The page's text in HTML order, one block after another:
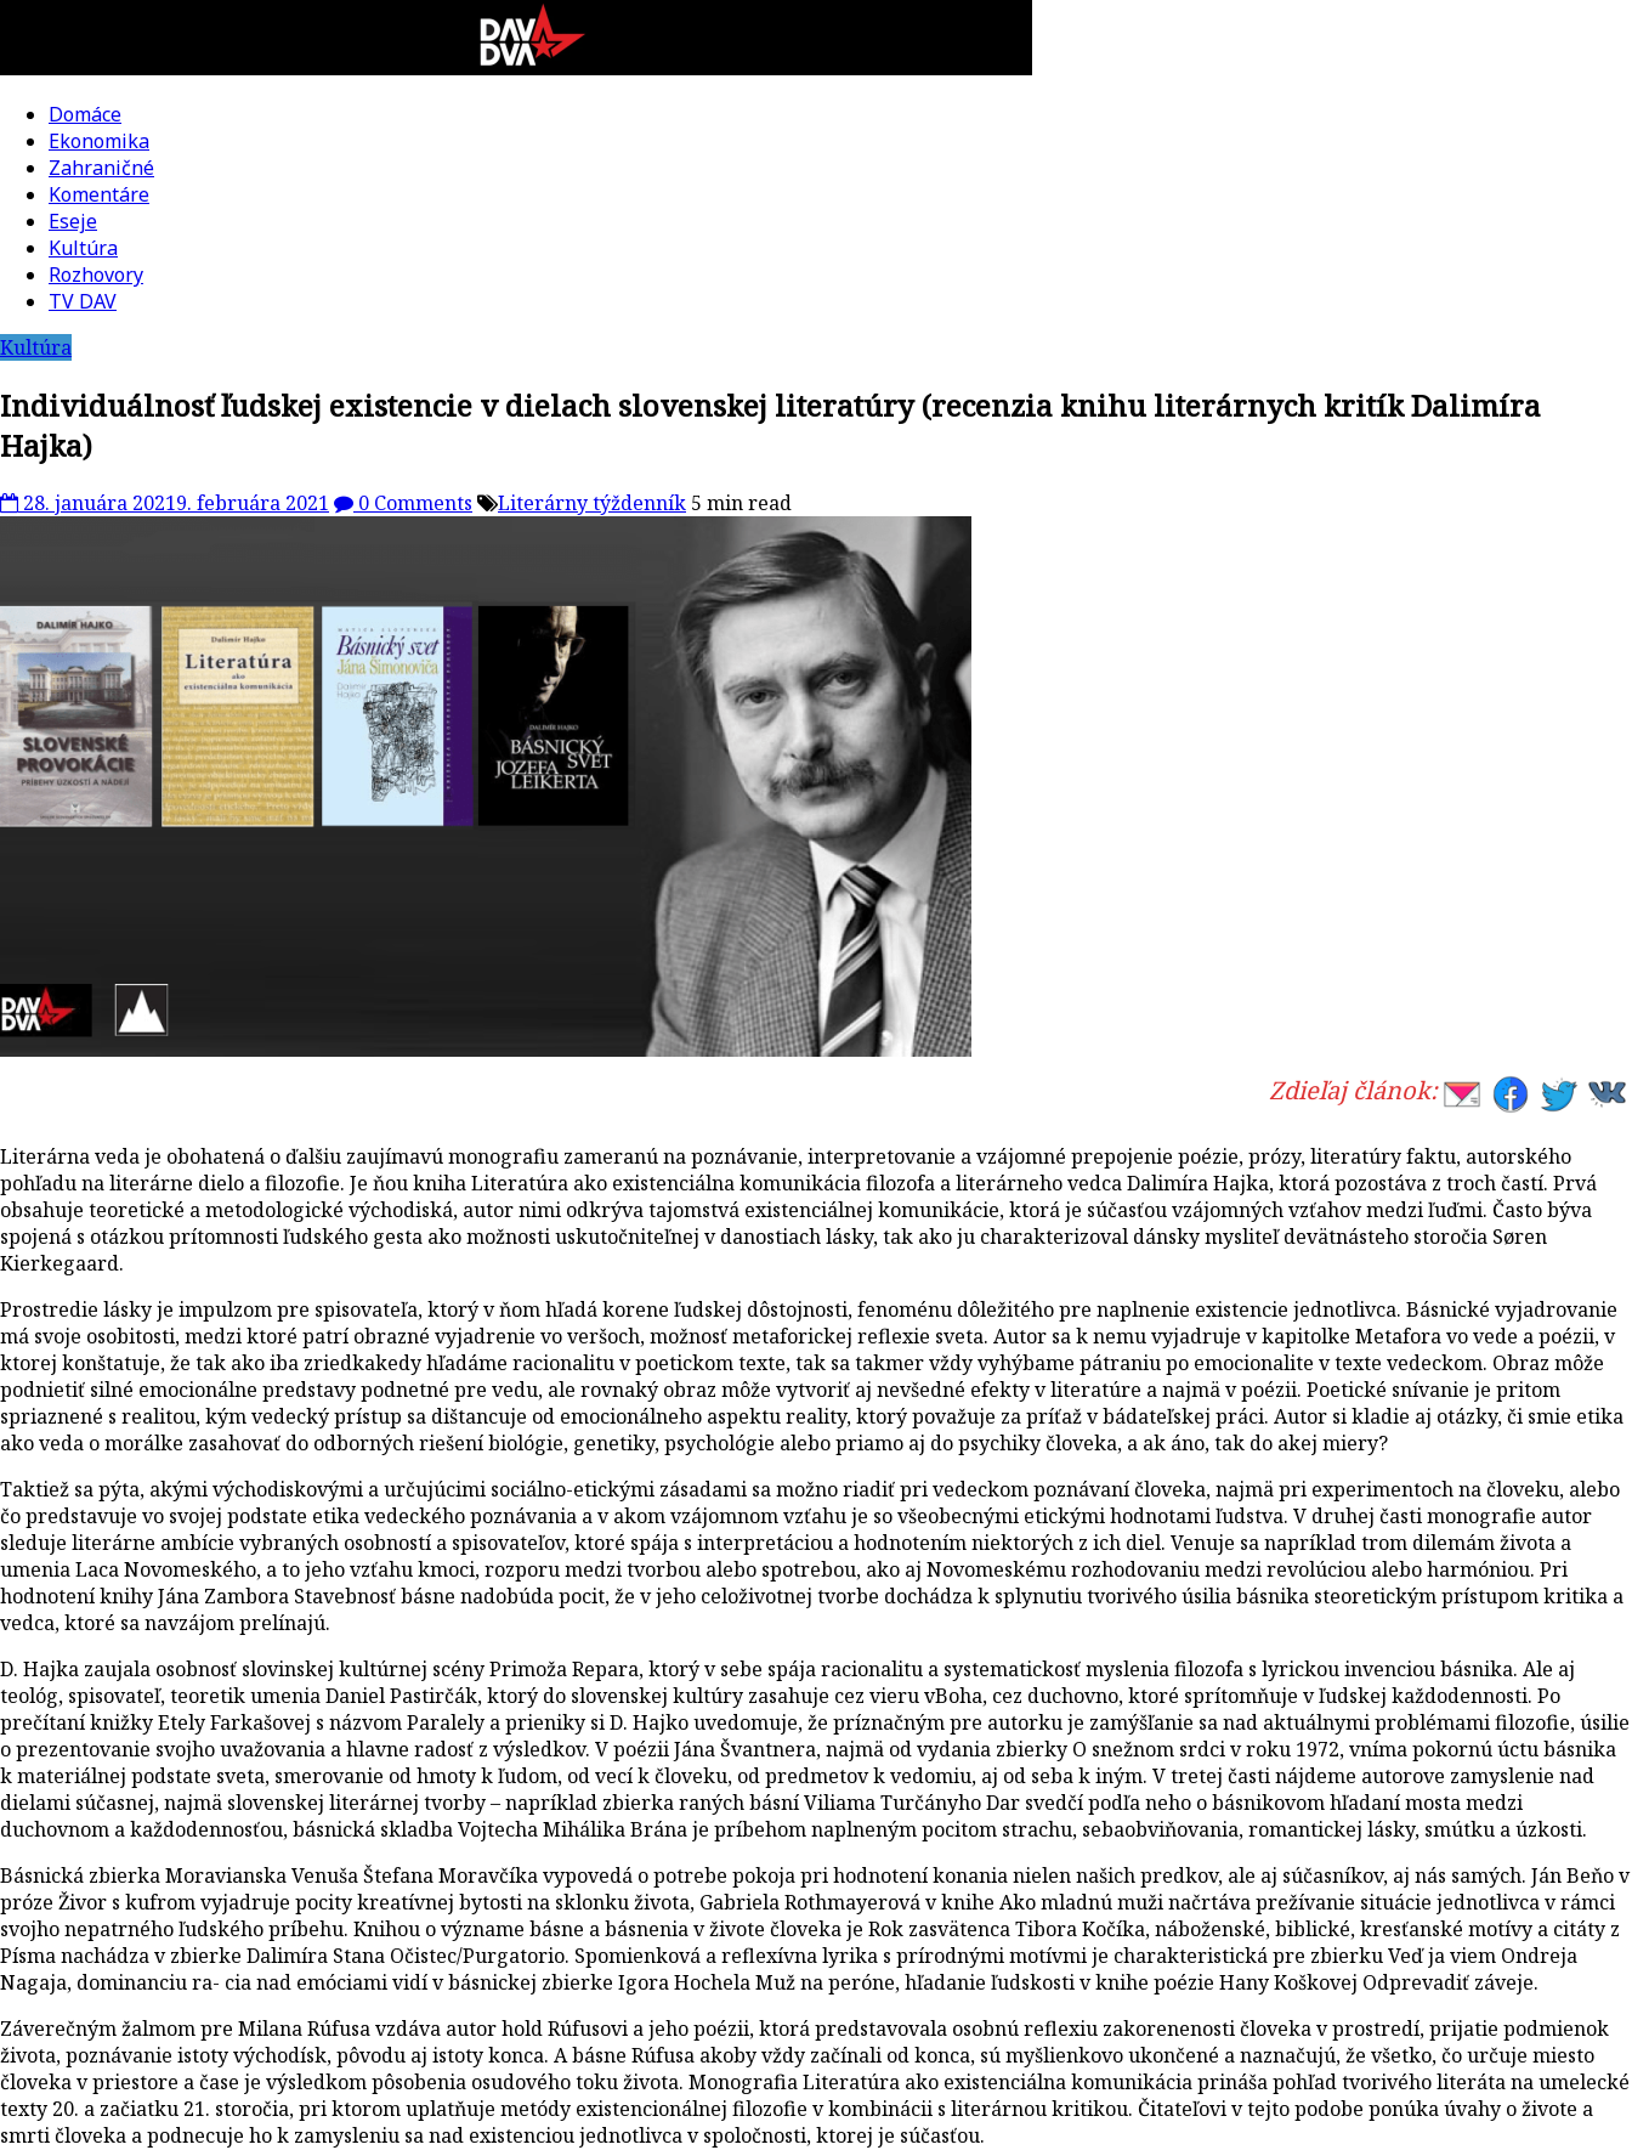
DAV
DVA
kultúrno-
politická
revue
Domáce
Ekonomika
Zahraničné
Komentáre
Eseje
Kultúra
Rozhovory
TV DAV
Kultúra
Individuálnosť ľudskej existencie v dielach slovenskej literatúry (recenzia knihu literárnych kritík Dalimíra
Hajka)
28. januára 20219. februára 2021 0 Comments Literárny týždenník 5 min read
Zdieľaj článok:
Literárna veda je obohatená o ďalšiu zaujímavú monografiu zameranú na poznávanie, interpretovanie a vzájomné prepojenie poézie, prózy, literatúry faktu, autorského
pohľadu na literárne dielo a filozofie. Je ňou kniha Literatúra ako existenciálna komunikácia filozofa a literárneho vedca Dalimíra Hajka, ktorá pozostáva z troch častí. Prvá
obsahuje teoretické a metodologické východiská, autor nimi odkrýva tajomstvá existenciálnej komunikácie, ktorá je súčasťou vzájomných vzťahov medzi ľuďmi. Často býva
spojená s otázkou prítomnosti ľudského gesta ako možnosti uskutočniteľnej v danostiach lásky, tak ako ju charakterizoval dánsky mysliteľ devätnásteho storočia Søren
Kierkegaard.
Prostredie lásky je impulzom pre spisovateľa, ktorý v ňom hľadá korene ľudskej dôstojnosti, fenoménu dôležitého pre naplnenie existencie jednotlivca. Básnické vyjadrovanie
má svoje osobitosti, medzi ktoré patrí obrazné vyjadrenie vo veršoch, možnosť metaforickej reflexie sveta. Autor sa k nemu vyjadruje v kapitolke Metafora vo vede a poézii, v
ktorej konštatuje, že tak ako iba zriedkakedy hľadáme racionalitu v poetickom texte, tak sa takmer vždy vyhýbame pátraniu po emocionalite v texte vedeckom. Obraz môže
podnietiť silné emocionálne predstavy podnetné pre vedu, ale rovnaký obraz môže vytvoriť aj nevšedné efekty v literatúre a najmä v poézii. Poetické snívanie je pritom
spriaznené s realitou, kým vedecký prístup sa dištancuje od emocionálneho aspektu reality, ktorý považuje za príťaž v bádateľskej práci. Autor si kladie aj otázky, či smie etika
ako veda o morálke zasahovať do odborných riešení biológie, genetiky, psychológie alebo priamo aj do psychiky človeka, a ak áno, tak do akej miery?
Taktiež sa pýta, akými východiskovými a určujúcimi sociálno-etickými zásadami sa možno riadiť pri vedeckom poznávaní človeka, najmä pri experimentoch na človeku, alebo
čo predstavuje vo svojej podstate etika vedeckého poznávania a v akom vzájomnom vzťahu je so všeobecnými etickými hodnotami ľudstva. V druhej časti monografie autor
sleduje literárne ambície vybraných osobností a spisovateľov, ktoré spája s interpretáciou a hodnotením niektorých z ich diel. Venuje sa napríklad trom dilemám života a
umenia Laca Novomeského, a to jeho vzťahu kmoci, rozporu medzi tvorbou alebo spotrebou, ako aj Novomeskému rozhodovaniu medzi revolúciou alebo harmóniou. Pri
hodnotení knihy Jána Zambora Stavebnosť básne nadobúda pocit, že v jeho celoživotnej tvorbe dochádza k splynutiu tvorivého úsilia básnika steoretickým prístupom kritika a
vedca, ktoré sa navzájom prelínajú.
D. Hajka zaujala osobnosť slovinskej kultúrnej scény Primoža Repara, ktorý v sebe spája racionalitu a systematickosť myslenia filozofa s lyrickou invenciou básnika. Ale aj
teológ, spisovateľ, teoretik umenia Daniel Pastirčák, ktorý do slovenskej kultúry zasahuje cez vieru vBoha, cez duchovno, ktoré sprítomňuje v ľudskej každodennosti. Po
prečítaní knižky Etely Farkašovej s názvom Paralely a prieniky si D. Hajko uvedomuje, že príznačným pre autorku je zamýšľanie sa nad aktuálnymi problémami filozofie, úsilie
o prezentovanie svojho uvažovania a hlavne radosť z výsledkov. V poézii Jána Švantnera, najmä od vydania zbierky O snežnom srdci v roku 1972, vníma pokornú úctu básnika
k materiálnej podstate sveta, smerovanie od hmoty k ľudom, od vecí k človeku, od predmetov k vedomiu, aj od seba k iným. V tretej časti nájdeme autorove zamyslenie nad
dielami súčasnej, najmä slovenskej literárnej tvorby – napríklad zbierka raných básní Viliama Turčányho Dar svedčí podľa neho o básnikovom hľadaní mosta medzi
duchovnom a každodennosťou, básnická skladba Vojtecha Mihálika Brána je príbehom naplneným pocitom strachu, sebaobviňovania, romantickej lásky, smútku a úzkosti.
Básnická zbierka Moravianska Venuša Štefana Moravčíka vypovedá o potrebe pokoja pri hodnotení konania nielen našich predkov, ale aj súčasníkov, aj nás samých. Ján Beňo v
próze Živor s kufrom vyjadruje pocity kreatívnej bytosti na sklonku života, Gabriela Rothmayerová v knihe Ako mladnú muži načrtáva prežívanie situácie jednotlivca v rámci
svojho nepatrného ľudského príbehu. Knihou o význame básne a básnenia v živote človeka je Rok zasvätenca Tibora Kočíka, náboženské, biblické, kresťanské motívy a citáty z
Písma nachádza v zbierke Dalimíra Stana Očistec/Purgatorio. Spomienková a reflexívna lyrika s prírodnými motívmi je charakteristická pre zbierku Veď ja viem Ondreja
Nagaja, dominanciu ra- cia nad emóciami vidí v básnickej zbierke Igora Hochela Muž na peróne, hľadanie ľudskosti v knihe poézie Hany Koškovej Odprevadiť záveje.
Záverečným žalmom pre Milana Rúfusa vzdáva autor hold Rúfusovi a jeho poézii, ktorá predstavovala osobnú reflexiu zakorenenosti človeka v prostredí, prijatie podmienok
života, poznávanie istoty východísk, pôvodu aj istoty konca. A básne Rúfusa akoby vždy začínali od konca, sú myšlienkovo ukončené a naznačujú, že všetko, čo určuje miesto
človeka v priestore a čase je výsledkom pôsobenia osudového toku života. Monografia Literatúra ako existenciálna komunikácia prináša pohľad tvorivého literáta na umelecké
texty 20. a začiatku 21. storočia, pri ktorom uplatňuje metódy existencionálnej filozofie v kombinácii s literárnou kritikou. Čitateľovi v tejto podobe ponúka úvahy o živote a
smrti človeka a podnecuje ho k zamysleniu sa nad existenciou jednotlivca v spoločnosti, ktorej je súčasťou.